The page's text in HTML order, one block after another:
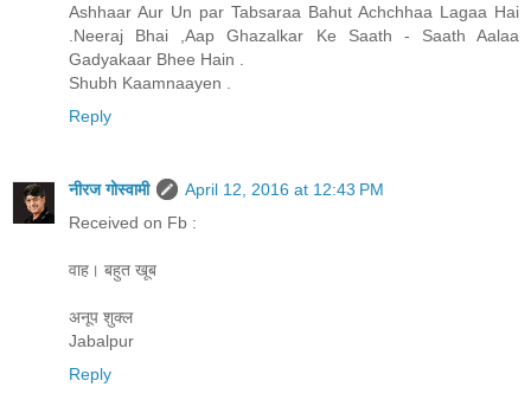
Ashhaar Aur Un par Tabsaraa Bahut Achchhaa Lagaa Hai
.Neeraj Bhai ,Aap Ghazalkar Ke Saath - Saath Aalaa
Gadyakaar Bhee Hain .
Shubh Kaamnaayen .
Reply
नीरज गोस्वामी
April 12, 2016 at 12:43 PM
Received on Fb :
वाह। बहुत खूब
अनूप शुक्ल
Jabalpur
Reply